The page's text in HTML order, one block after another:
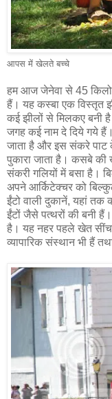
आपस में खेलते बच्चे
हम आज जेनेवा से 45
हैं। यह कस्बा एक विस्तृत
कई झीलों से मिलकए बनी
जगह कई नाम दे दिये गये
जाता है और इस संकरे पाट
पुकारा जाता है। कसबे की
संकरी गलियों में बसा है।
अपने आर्किटेक्चर को
ईंटो वाली दुकानें, यहां तक
ईंटों जैसे पत्थरों की बनी
है। यह नहर पहले खेत
व्यापारिक संस्थान भी हैं